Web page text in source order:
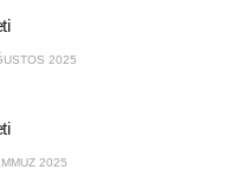
2025
2025